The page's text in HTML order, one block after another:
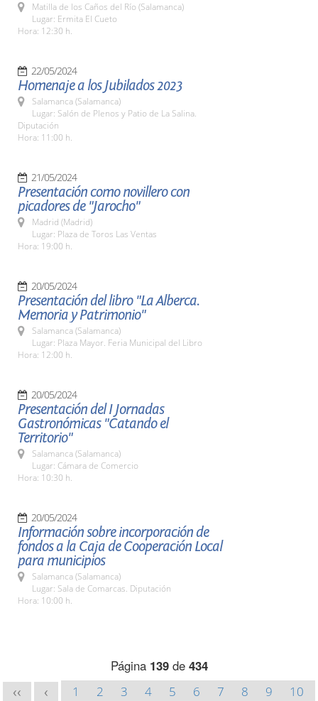
Matilla de los Caños del Río (Salamanca)
Lugar: Ermita El Cueto
Hora: 12:30 h.
22/05/2024
Homenaje a los Jubilados 2023
Salamanca (Salamanca)
Lugar: Salón de Plenos y Patio de La Salina.
Diputación
Hora: 11:00 h.
21/05/2024
Presentación como novillero con
picadores de "Jarocho"
Madrid (Madrid)
Lugar: Plaza de Toros Las Ventas
Hora: 19:00 h.
20/05/2024
Presentación del libro "La Alberca.
Memoria y Patrimonio"
Salamanca (Salamanca)
Lugar: Plaza Mayor. Feria Municipal del Libro
Hora: 12:00 h.
20/05/2024
Presentación del I Jornadas
Gastronómicas "Catando el
Territorio"
Salamanca (Salamanca)
Lugar: Cámara de Comercio
Hora: 10:30 h.
20/05/2024
Información sobre incorporación de
fondos a la Caja de Cooperación Local
para municipios
Salamanca (Salamanca)
Lugar: Sala de Comarcas. Diputación
Hora: 10:00 h.
Página 139de 434
<< < 1 2 3 4 5 6 7 8 9
10